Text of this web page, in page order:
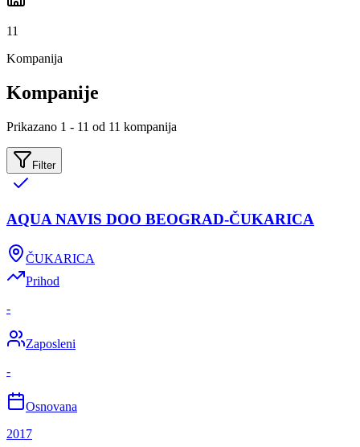
11
Kompanija
Kompanije
Prikazano 1 - 11 od 11 kompanija
Filter
AQUA NAVIS DOO BEOGRAD-ČUKARICA
ČUKARICA
Prihod
-
Zaposleni
-
Osnovana
2017